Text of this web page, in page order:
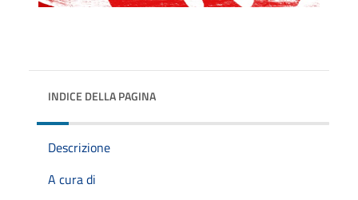
INDICE DELLA PAGINA
Descrizione
A cura di